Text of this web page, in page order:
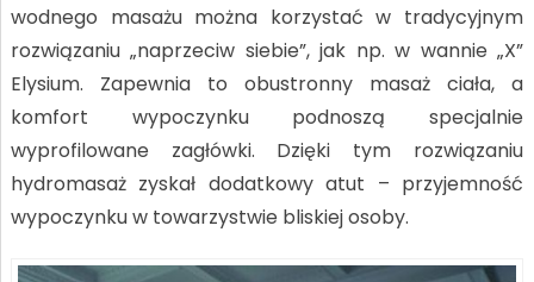
wodnego masażu można korzystać w tradycyjnym
rozwiązaniu „naprzeciw siebie”, jak np. w wannie „X”
Elysium. Zapewnia to obustronny masaż ciała, a
komfort wypoczynku podnoszą specjalnie
wyprofilowane zagłówki. Dzięki tym rozwiązaniu
hydromasaż zyskał dodatkowy atut – przyjemność
wypoczynku w towarzystwie bliskiej osoby.